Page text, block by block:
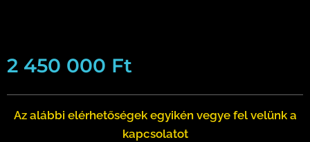
2 450 000 Ft
Az alábbi elérhetőségek egyikén vegye fel velünk a
kapcsolatot